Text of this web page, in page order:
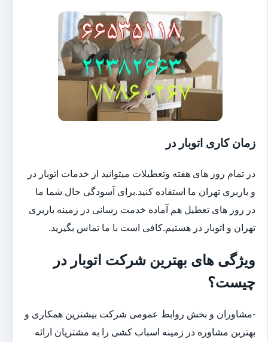
زمان کاری اتوبار در
در تمام روز های هفته وتعطیلات میتوانید از خدمات اتوبار در
و باربری تهران ما استفاده کنید.برای آسودگی حال شما ما
در روز های تعطیل هم آماده خدمت رسانی در زمینه باربری
تهران و اتوبار در هستیم.کافی است با ما تماس بگیرید.
ویژگی های بهترین شرکت اتوبار در
چیست؟
-مشاوران و بخش روابط عمومی شرکت بیشترین همکاری و
بهترین مشاوره در زمینه اسباب کشی را به مشتریان ارائه